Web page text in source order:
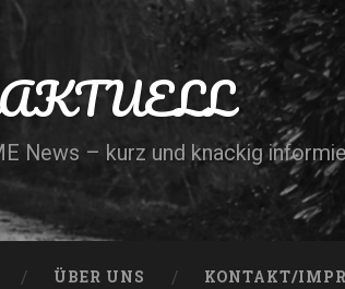
News – kurz und knackig
ÜBER UNS KONTAKT/